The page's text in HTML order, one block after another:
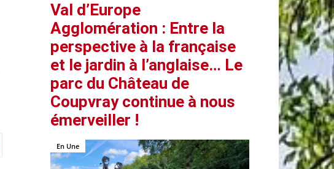
Val d’Europe
Agglomération : Entre la
perspective à la française
et le jardin à l’anglaise… Le
parc du Château de
Coupvray continue à nous
émerveiller !
En Une